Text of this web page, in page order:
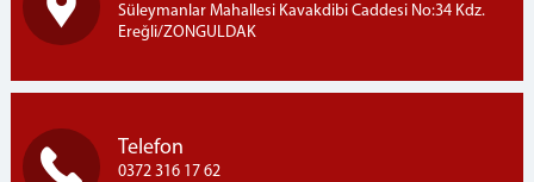
Süleymanlar Mahallesi Kavakdibi Caddesi No:34 Kdz.
Ereğli/ZONGULDAK
Telefon
0372 316 17 62